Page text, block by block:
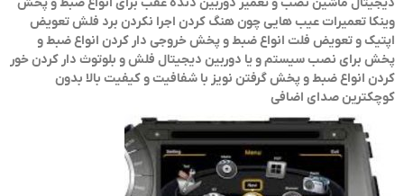
وینکا تعمیرات عیب هایی چون هنگ کردن اجرا نکردن برد فلش تعویض
اپتیک و تعویض فلت انواع ضبط و پخش خروجی دار کردن انواع ضبط و
پخش برای نصب سیستم و یا دوربین دیجیتال فلش و بلوتوث دار کردن خور
کردن انواع ضبط و پخش گرفتن نویز با شفافیت و کیفیت بالا بدون
کوچکترین صدای اضافی